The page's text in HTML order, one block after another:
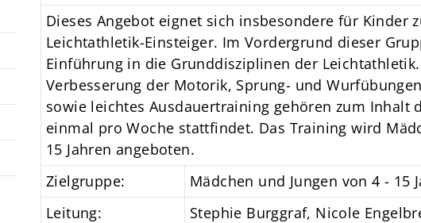
Dieses Angebot eignet sich insbesondere für Kinder
Leichtathletik-Einsteiger. Im Vordergrund dieser
Einführung in die Grunddisziplinen der
Verbesserung der Motorik, Sprung- und
sowie leichtes Ausdauertraining gehören zum Inhalt
einmal pro Woche stattfindet. Das Training wird
15 Jahren angeboten.
Zielgruppe:
Mädchen und Jungen von 4 - 15
Leitung:
Stephie Burggraf, Nicole